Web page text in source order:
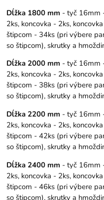
Dĺžka 1800 mm - tyč 16mm
2ks, koncovka - 2ks,
štipcom - 34ks (pri výbere
so štipcom), skrutky a
Dĺžka 2000 mm - tyč 16mm
2ks, koncovka - 2ks,
štipcom - 38ks (pri výbere
so štipcom), skrutky a
Dĺžka 2200 mm - tyč 16mm
2ks, koncovka - 2ks,
štipcom - 42ks (pri výbere
so štipcom), skrutky a
Dĺžka 2400 mm - tyč 16mm
2ks, koncovka - 2ks,
štipcom - 46ks (pri výbere
so štipcom), skrutky a